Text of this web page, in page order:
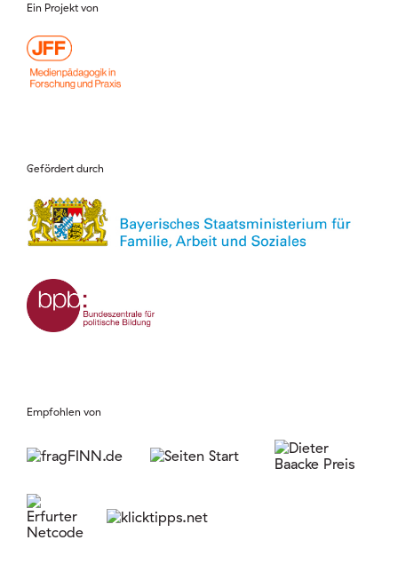
Ein Projekt von
Gefördert durch
Empfohlen von